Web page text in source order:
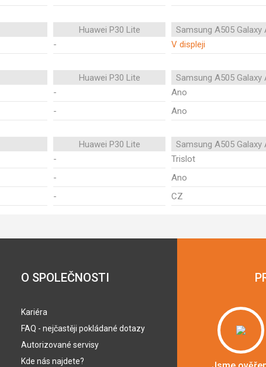
Huawei P30 Lite Samsung A505 Galaxy
- V displeji
Huawei P30 Lite Samsung A505 Galaxy
- Ano
- Ano
Huawei P30 Lite Samsung A505 Galaxy
- Trislot
- Ano
- CZ
O SPOLEČNOSTI
Kariéra
FAQ - nejčastěji pokládané dotazy
Autorizované servisy
Kde nás najdete?